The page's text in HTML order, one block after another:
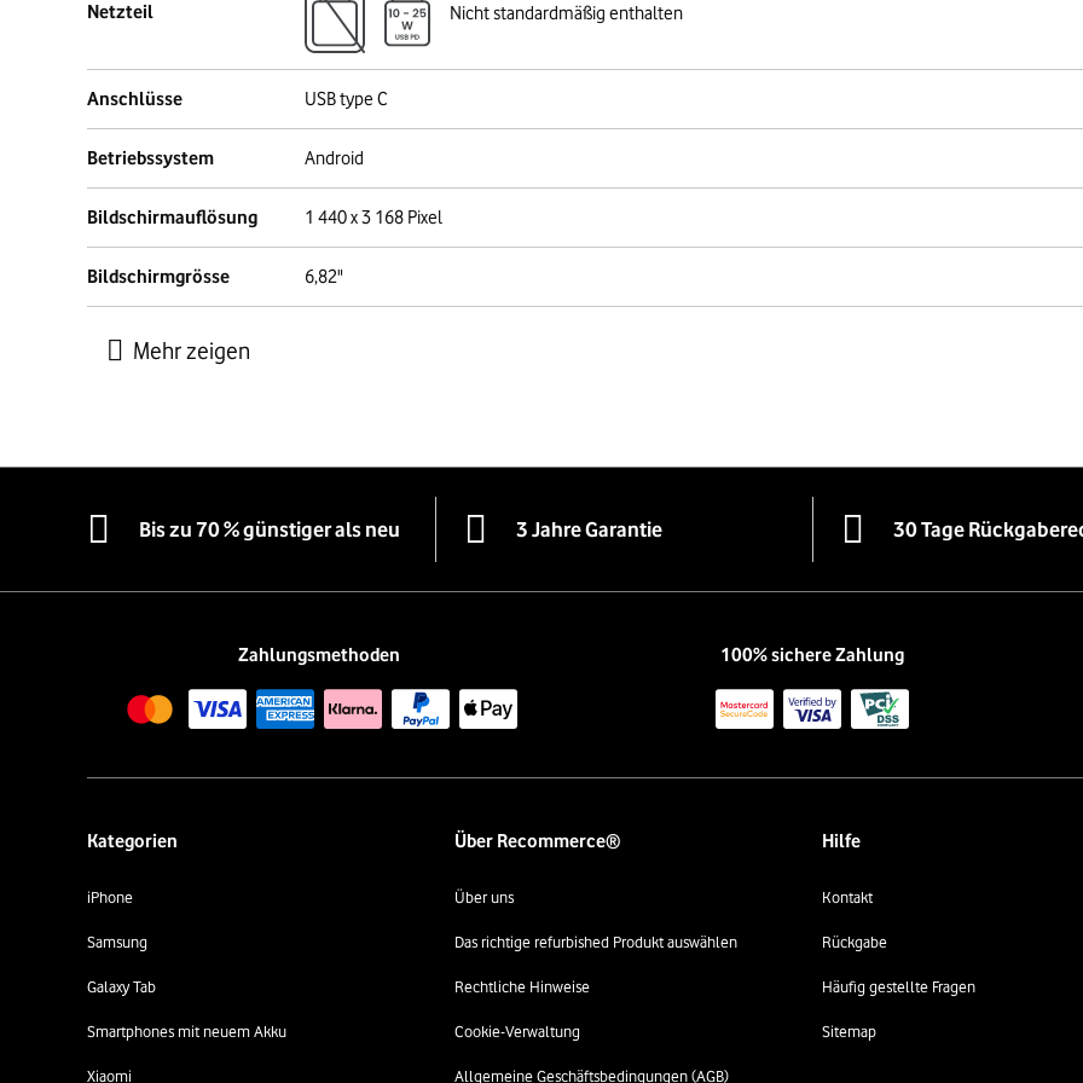
Netzteil Nicht standardmäßig enthalten
Anschlüsse USB type C
Betriebssystem Android
Bildschirmauflösung 1 440 x 3 168 Pixel
Bildschirmgrösse 6,82"
Bis zu 70 % günstiger als neu 3 Jahre Garantie 30 Tage
Zahlungsmethoden 100% sichere Zahlung
Kategorien
iPhone
Samsung
Galaxy Tab
Smartphones mit neuem Akku
Xiaomi
Über Recommerce®
Über uns
Das richtige refurbished Produkt auswählen
Rechtliche Hinweise
Cookie-Verwaltung
Allgemeine Geschäftsbedingungen (AGB)
Hilfe
Kontakt
Rückgabe
Häufig gestellte Fragen
Sitemap